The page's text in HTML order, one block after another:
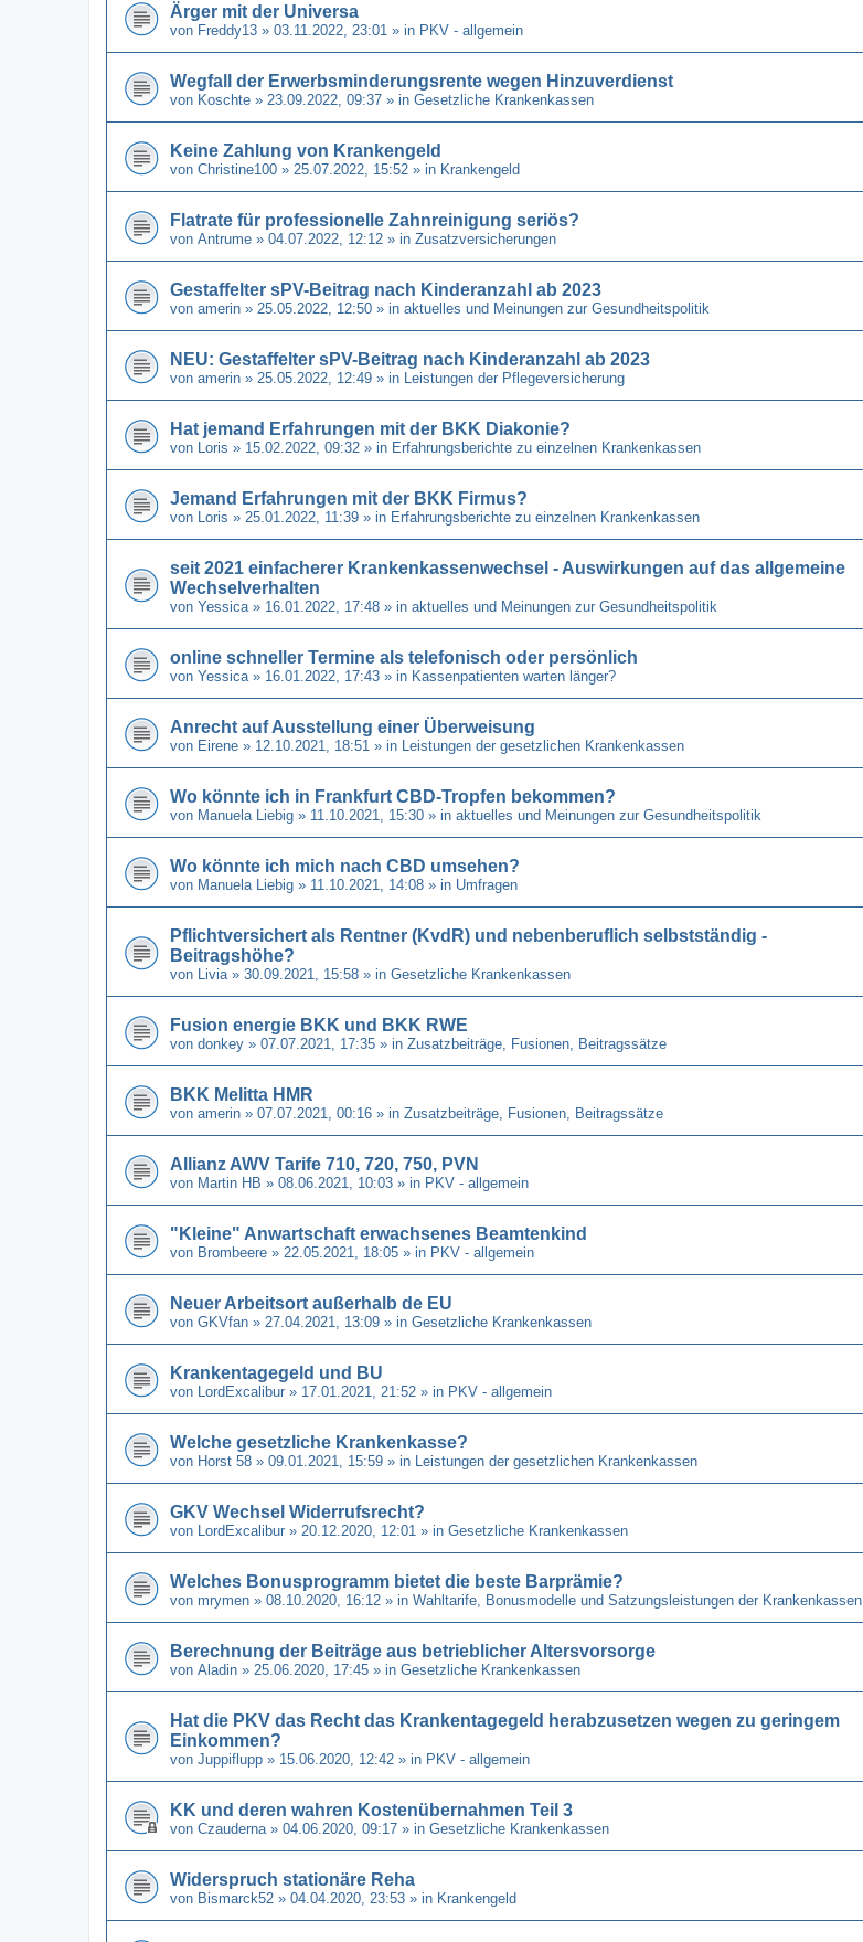
Ärger mit der Universa
von Freddy13 » 03.11.2022, 23:01 » in PKV - allgemein
Wegfall der Erwerbsminderungsrente wegen Hinzuverdienst
von Koschte » 23.09.2022, 09:37 » in Gesetzliche Krankenkassen
Keine Zahlung von Krankengeld
von Christine100 » 25.07.2022, 15:52 » in Krankengeld
Flatrate für professionelle Zahnreinigung seriös?
von Antrume » 04.07.2022, 12:12 » in Zusatzversicherungen
Gestaffelter sPV-Beitrag nach Kinderanzahl ab 2023
von amerin » 25.05.2022, 12:50 » in aktuelles und Meinungen zur Gesundheitspolitik
NEU: Gestaffelter sPV-Beitrag nach Kinderanzahl ab 2023
von amerin » 25.05.2022, 12:49 » in Leistungen der Pflegeversicherung
Hat jemand Erfahrungen mit der BKK Diakonie?
von Loris » 15.02.2022, 09:32 » in Erfahrungsberichte zu einzelnen Krankenkassen
Jemand Erfahrungen mit der BKK Firmus?
von Loris » 25.01.2022, 11:39 » in Erfahrungsberichte zu einzelnen Krankenkassen
seit 2021 einfacherer Krankenkassenwechsel - Auswirkungen auf das allgemeine
Wechselverhalten
von Yessica » 16.01.2022, 17:48 » in aktuelles und Meinungen zur Gesundheitspolitik
online schneller Termine als telefonisch oder persönlich
von Yessica » 16.01.2022, 17:43 » in Kassenpatienten warten länger?
Anrecht auf Ausstellung einer Überweisung
von Eirene » 12.10.2021, 18:51 » in Leistungen der gesetzlichen Krankenkassen
Wo könnte ich in Frankfurt CBD-Tropfen bekommen?
von Manuela Liebig » 11.10.2021, 15:30 » in aktuelles und Meinungen zur Gesundheitspolitik
Wo könnte ich mich nach CBD umsehen?
von Manuela Liebig » 11.10.2021, 14:08 » in Umfragen
Pflichtversichert als Rentner (KvdR) und nebenberuflich selbstständig -
Beitragshöhe?
von Livia » 30.09.2021, 15:58 » in Gesetzliche Krankenkassen
Fusion energie BKK und BKK RWE
von donkey » 07.07.2021, 17:35 » in Zusatzbeiträge, Fusionen, Beitragssätze
BKK Melitta HMR
von amerin » 07.07.2021, 00:16 » in Zusatzbeiträge, Fusionen, Beitragssätze
Allianz AWV Tarife 710, 720, 750, PVN
von Martin HB » 08.06.2021, 10:03 » in PKV - allgemein
"Kleine" Anwartschaft erwachsenes Beamtenkind
von Brombeere » 22.05.2021, 18:05 » in PKV - allgemein
Neuer Arbeitsort außerhalb de EU
von GKVfan » 27.04.2021, 13:09 » in Gesetzliche Krankenkassen
Krankentagegeld und BU
von LordExcalibur » 17.01.2021, 21:52 » in PKV - allgemein
Welche gesetzliche Krankenkasse?
von Horst 58 » 09.01.2021, 15:59 » in Leistungen der gesetzlichen Krankenkassen
GKV Wechsel Widerrufsrecht?
von LordExcalibur » 20.12.2020, 12:01 » in Gesetzliche Krankenkassen
Welches Bonusprogramm bietet die beste Barprämie?
von mrymen » 08.10.2020, 16:12 » in Wahltarife, Bonusmodelle und Satzungsleistungen der Krankenkassen
Berechnung der Beiträge aus betrieblicher Altersvorsorge
von Aladin » 25.06.2020, 17:45 » in Gesetzliche Krankenkassen
Hat die PKV das Recht das Krankentagegeld herabzusetzen wegen zu geringem
Einkommen?
von Juppiflupp » 15.06.2020, 12:42 » in PKV - allgemein
KK und deren wahren Kostenübernahmen Teil 3
von Czauderna » 04.06.2020, 09:17 » in Gesetzliche Krankenkassen
Widerspruch stationäre Reha
von Bismarck52 » 04.04.2020, 23:53 » in Krankengeld